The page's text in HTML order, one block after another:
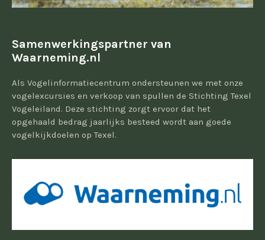
Samenwerkingspartner van
Waarneming.nl
Als Vogelinformatiecentrum ondersteunen we met onze
vogelexcursies en verkoop van spullen de Stichting Texel
Vogeleiland. Deze stichting zorgt ervoor dat het
opgehaald bedrag jaarlijks besteed wordt aan goede
vogelkijkdoelen op Texel.